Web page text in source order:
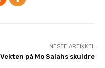
NESTE ARTIKKEL
Vekten på Mo Salahs skuldre